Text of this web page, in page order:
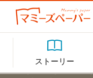

ストーリー